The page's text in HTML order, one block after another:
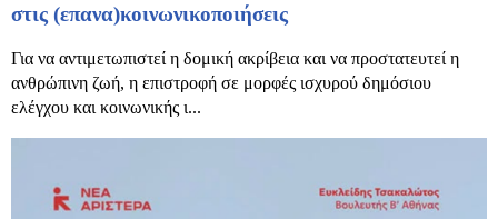
στις (επανα)κοινωνικοποιήσεις
Για να αντιμετωπιστεί η δομική ακρίβεια και να προστατευτεί η
ανθρώπινη ζωή, η επιστροφή σε μορφές ισχυρού δημόσιου
ελέγχου και κοινωνικής ι...